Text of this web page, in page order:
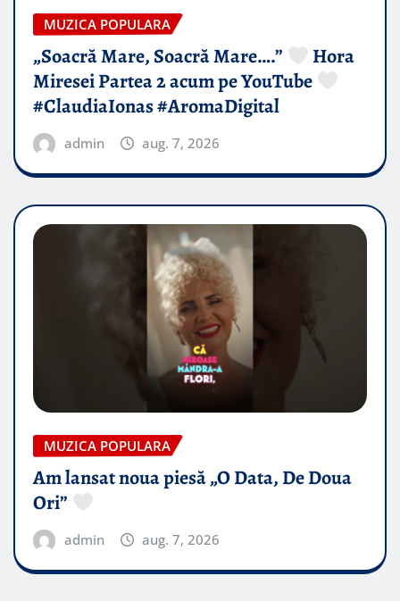
MUZICA POPULARA
„Soacră Mare, Soacră Mare….”
Hora
Miresei Partea 2 acum pe YouTube
#ClaudiaIonas #AromaDigital
admin aug. 7, 2026
MUZICA POPULARA
Am lansat noua piesă „O Data, De Doua
Ori”
admin aug. 7, 2026